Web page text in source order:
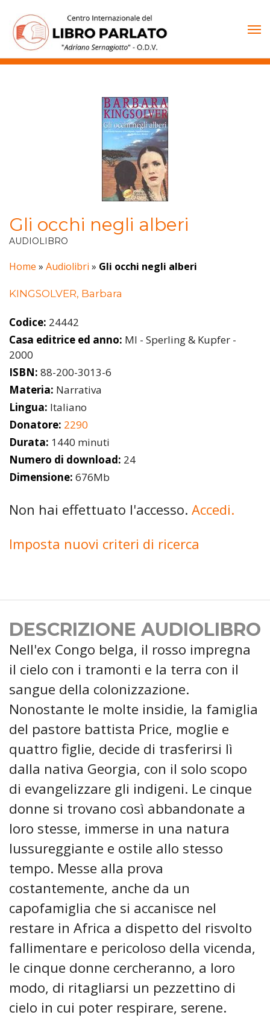
contenuto
Gli occhi negli alberi
AUDIOLIBRO
Home » Audiolibri » Gli occhi negli alberi
KINGSOLVER, Barbara
Codice: 24442
Casa editrice ed anno: MI - Sperling & Kupfer -
2000
ISBN: 88-200-3013-6
Materia: Narrativa
Lingua: Italiano
Donatore: 2290
Durata: 1440 minuti
Numero di download: 24
Dimensione: 676Mb
Non hai effettuato l'accesso. Accedi.
Imposta nuovi criteri di ricerca
DESCRIZIONE AUDIOLIBRO
Nell'ex Congo belga, il rosso impregna
il cielo con i tramonti e la terra con il
sangue della colonizzazione.
Nonostante le molte insidie, la famiglia
del pastore battista Price, moglie e
quattro figlie, decide di trasferirsi lì
dalla nativa Georgia, con il solo scopo
di evangelizzare gli indigeni. Le cinque
donne si trovano così abbandonate a
loro stesse, immerse in una natura
lussureggiante e ostile allo stesso
tempo. Messe alla prova
costantemente, anche da un
capofamiglia che si accanisce nel
restare in Africa a dispetto del risvolto
fallimentare e pericoloso della vicenda,
le cinque donne cercheranno, a loro
modo, di ritagliarsi un pezzettino di
cielo in cui poter respirare, serene.